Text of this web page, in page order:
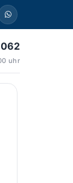
uhr